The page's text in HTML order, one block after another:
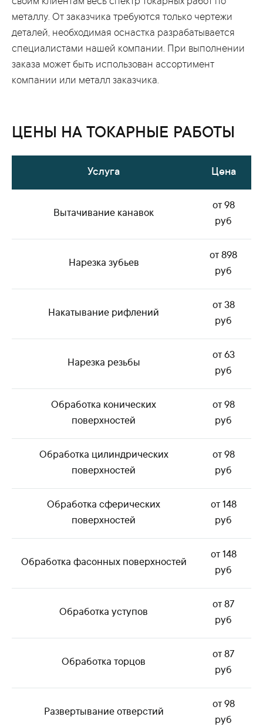
металлу. От заказчика требуются только чертежи
деталей, необходимая оснастка разрабатывается
специалистами нашей компании. При выполнении
заказа может быть использован ассортимент
компании или металл заказчика.
ЦЕНЫ НА ТОКАРНЫЕ РАБОТЫ
Услуга Цена
Вытачивание канавок
от 98
руб
Нарезка зубьев
от 898
руб
Накатывание рифлений
от 38
руб
Нарезка резьбы
от 63
руб
Обработка конических
поверхностей
от 98
руб
Обработка цилиндрических
поверхностей
от 98
руб
Обработка сферических
поверхностей
от 148
руб
Обработка фасонных поверхностей
от 148
руб
Обработка уступов
от 87
руб
Обработка торцов
от 87
руб
Развертывание отверстий
от 98
руб